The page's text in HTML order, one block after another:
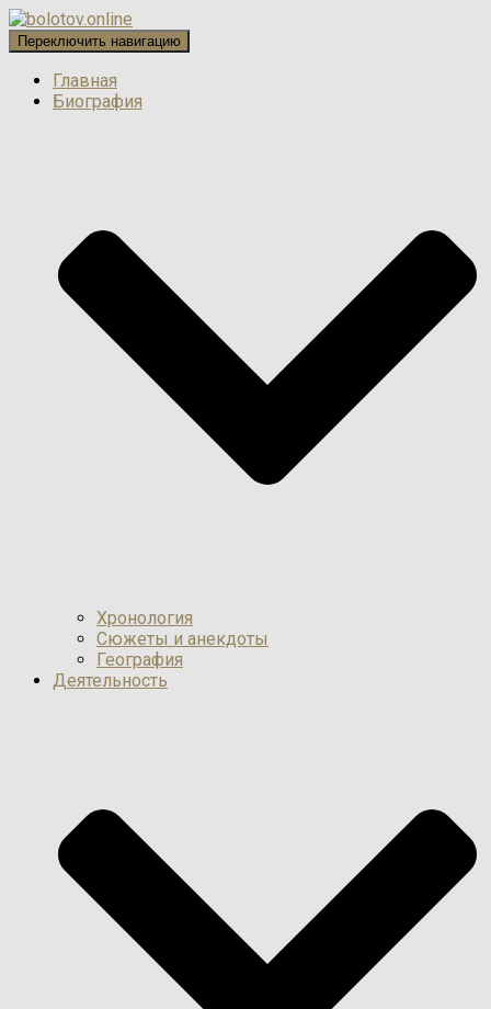
Переключить навигацию
Главная
Биография
Хронология
Сюжеты и анекдоты
География
Деятельность